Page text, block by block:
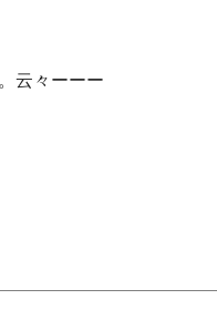
云々ーーー